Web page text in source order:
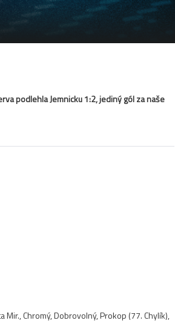
podlehla Jemnicku 1:2, jediný gól za naše
Mir., Chromý, Dobrovolný, Prokop (77. Chylík),